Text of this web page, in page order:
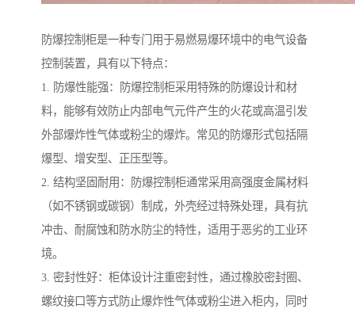
防爆控制柜是一种专门用于易燃易爆环境中的电气设备
控制装置，具有以下特点：
1. 防爆性能强：防爆控制柜采用特殊的防爆设计和材
料，能够有效防止内部电气元件产生的火花或高温引发
外部爆炸性气体或粉尘的爆炸。常见的防爆形式包括隔
爆型、增安型、正压型等。
2. 结构坚固耐用：防爆控制柜通常采用高强度金属材料
（如不锈钢或碳钢）制成，外壳经过特殊处理，具有抗
冲击、耐腐蚀和防水防尘的特性，适用于恶劣的工业环
境。
3. 密封性好：柜体设计注重密封性，通过橡胶密封圈、
螺纹接口等方式防止爆炸性气体或粉尘进入柜内，同时